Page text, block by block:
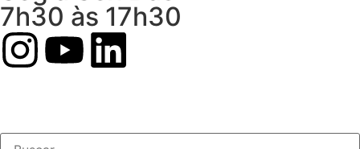
7h30 às 17h30